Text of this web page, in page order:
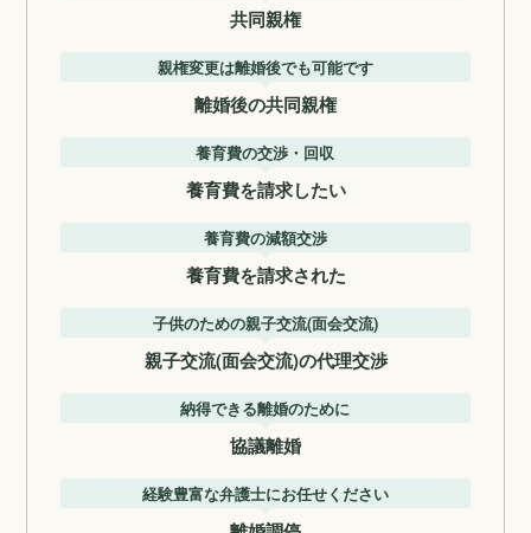
共同親権
親権変更は離婚後でも可能です
離婚後の共同親権
養育費の交渉・回収
養育費を請求したい
養育費の減額交渉
養育費を請求された
子供のための親子交流(面会交流)
親子交流(面会交流)の代理交渉
納得できる離婚のために
協議離婚
経験豊富な弁護士にお任せください